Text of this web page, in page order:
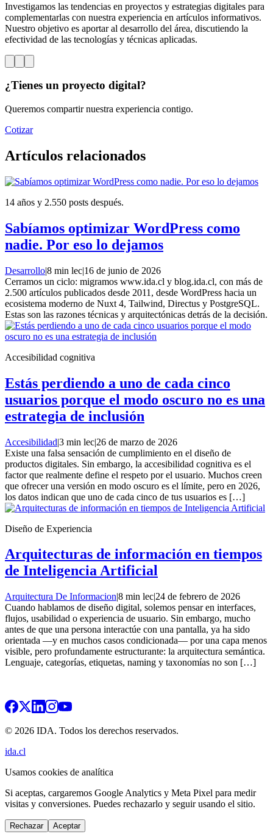
Investigamos las tendencias en proyectos y estrategias digitales para
complementarlas con nuestra experiencia en artículos informativos.
Nuestro objetivo es aportar al desarrollo del área, discutiendo la
efectividad de las tecnologías y técnicas aplicadas.
¿Tienes un proyecto digital?
Queremos compartir nuestra experiencia contigo.
Cotizar
Artículos relacionados
14 años y 2.550 posts después.
Sabíamos optimizar WordPress como
nadie. Por eso lo dejamos
Desarrollo|8 min lec|16 de junio de 2026
Cerramos un ciclo: migramos www.ida.cl y blog.ida.cl, con más de
2.500 artículos publicados desde 2011, desde WordPress hacia un
ecosistema moderno de Nuxt 4, Tailwind, Directus y PostgreSQL.
Estas son las razones técnicas y arquitectónicas detrás de la decisión.
Accesibilidad cognitiva
Estás perdiendo a uno de cada cinco
usuarios porque el modo oscuro no es una
estrategia de inclusión
Accesibilidad|3 min lec|26 de marzo de 2026
Existe una falsa sensación de cumplimiento en el diseño de
productos digitales. Sin embargo, la accesibilidad cognitiva es el
factor que realmente define el respeto por el usuario. Muchos creen
que ofrecer una versión en modo oscuro es el límite, pero en 2026,
los datos indican que uno de cada cinco de tus usuarios es […]
Diseño de Experiencia
Arquitecturas de información en tiempos
de Inteligencia Artificial
Arquitectura De Informacion|8 min lec|24 de febrero de 2026
Cuando hablamos de diseño digital, solemos pensar en interfaces,
flujos, usabilidad o experiencia de usuario. Sin embargo, mucho
antes de que una persona interactúe con una pantalla, ya ha sido
orientada —y en muchos casos condicionada— por una capa menos
visible, pero profundamente estructurante: la arquitectura semántica.
Lenguaje, categorías, etiquetas, naming y taxonomías no son […]
© 2026 IDA. Todos los derechos reservados.
ida.cl
Usamos cookies de analítica
Si aceptas, cargaremos Google Analytics y Meta Pixel para medir
visitas y conversiones. Puedes rechazarlo y seguir usando el sitio.
Rechazar Aceptar